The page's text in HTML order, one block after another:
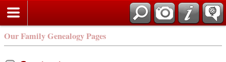
Our Family Genealogy Pages